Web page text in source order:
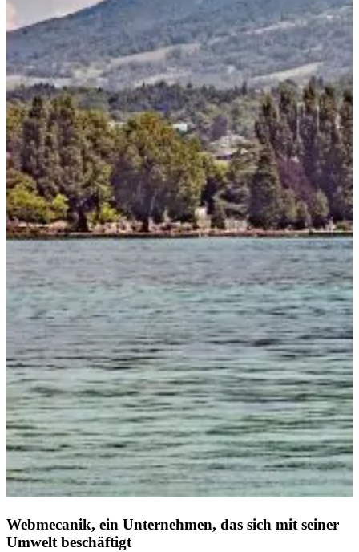
Webmecanik, ein Unternehmen, das sich mit seiner
Umwelt beschäftigt